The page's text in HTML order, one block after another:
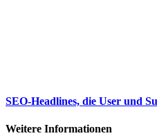
SEO-Headlines, die User und
Weitere Informationen